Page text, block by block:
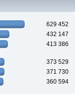
629 452
432 147
413 386
373 529
371 730
360 594